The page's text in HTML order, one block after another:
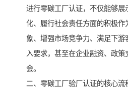
进行零碳工厂认证，不仅能够展
化、履行社会责任方面的积极作
象、增强市场竞争力、满足下
入要求，甚至在企业融资、政
会。
二、零碳工厂验厂认证的核心流